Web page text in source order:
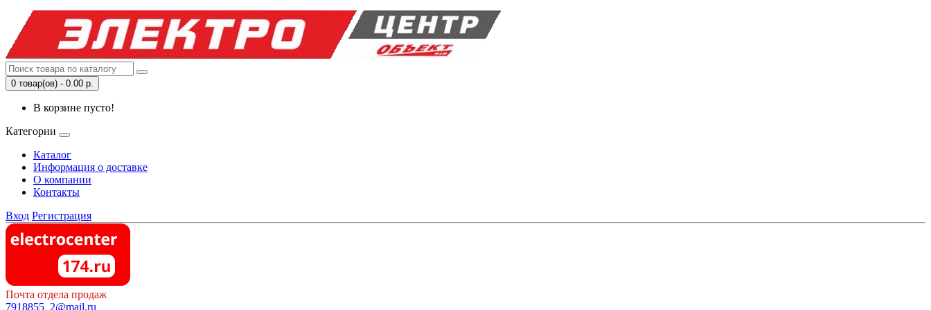
0 товар(ов) - 0.00 р.
В корзине пусто!
Категории
Каталог
Информация о доставке
О компании
Контакты
Вход Регистрация
Почта отдела продаж
7918855_2@mail.ru